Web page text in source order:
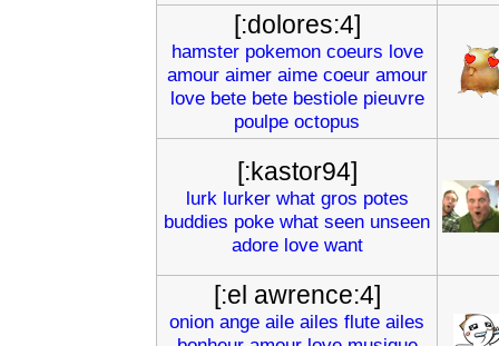
[:dolores:4]
hamster pokemon coeurs love
amour aimer aime coeur amour
love bete bete bestiole pieuvre
poulpe octopus
[:kastor94]
lurk lurker what gros potes
buddies poke what seen unseen
adore love want
[:el awrence:4]
onion ange aile ailes flute ailes